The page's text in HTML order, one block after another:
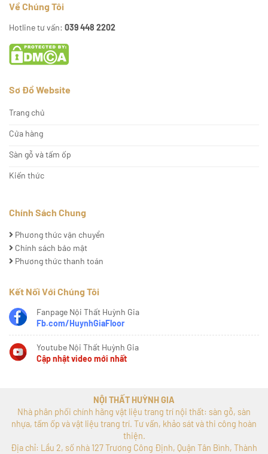
Về Chúng Tôi
Hotline tư vấn: 039 448 2202
Sơ Đồ Website
Trang chủ
Cửa hàng
Sàn gỗ và tấm ốp
Kiến thức
Chính Sách Chung
Phương thức vận chuyển
Chính sách bảo mật
Phương thức thanh toán
Kết Nối Với Chúng Tôi
Fanpage Nội Thất Huỳnh Gia
Fb.com/HuynhGiaFloor
Youtube Nội Thất Huỳnh Gia
Cập nhật video mới nhất
NỘI THẤT HUỲNH GIA
Nhà phân phối chính hãng vật liệu trang trí nội thất: sàn gỗ, sàn
nhựa, tấm ốp và vật liệu trang trí. Tư vấn, khảo sát và thi công hoàn
thiện.
Địa chỉ: Lầu 2, số nhà 127 Trương Công Định, Quận Tân Bình, Thành